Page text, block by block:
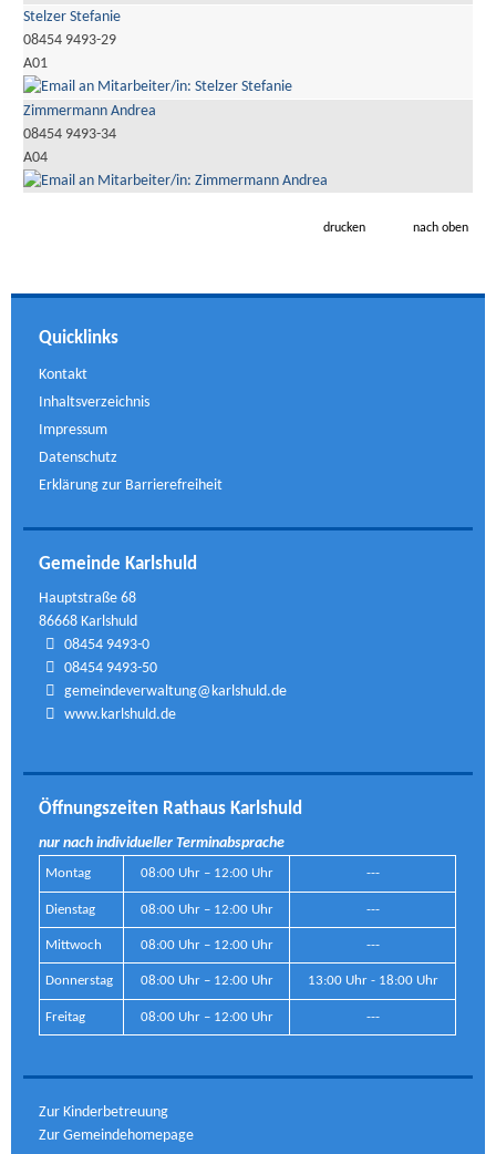
Stelzer Stefanie
08454 9493-29
A01
Zimmermann Andrea
08454 9493-34
A04
drucken nach oben
Quicklinks
Kontakt
Inhaltsverzeichnis
Impressum
Datenschutz
Erklärung zur Barrierefreiheit
Gemeinde Karlshuld
Hauptstraße 68
86668 Karlshuld
08454 9493-0
08454 9493-50
gemeindeverwaltung@karlshuld.de
www.karlshuld.de
Öffnungszeiten Rathaus Karlshuld
nur nach individueller Terminabsprache
Montag 08:00 Uhr – 12:00 Uhr ---
Dienstag 08:00 Uhr – 12:00 Uhr ---
Mittwoch 08:00 Uhr – 12:00 Uhr ---
Donnerstag 08:00 Uhr – 12:00 Uhr 13:00 Uhr - 18:00 Uhr
Freitag 08:00 Uhr – 12:00 Uhr ---
Zur Kinderbetreuung
Zur Gemeindehomepage